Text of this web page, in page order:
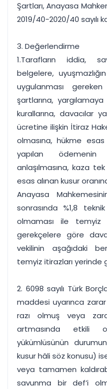
Şartları, Anayasa
2019/40-2020/40 sayılı
3. Değerlendirme
1.Tarafların iddia,
belgelere,
uygulanması
şartlarına,
kurallarına, davacılar
ücretine ilişkin İtiraz
olmasına, hükme
yapılan ödemenin
anlaşılmasına, kaza
esas alınan kusur
Anayasa
sonrasında %1,8
olmaması ile temyiz
gerekçelere göre
vekilinin aşağıdaki
temyiz itirazları yerinde
2. 6098 sayılı Türk
maddesi uyarınca
razı olmuş veya
artmasında etkili
yükümlüsünün
kusur hâli söz konusu)
veya tamamen
savunma bir def’i